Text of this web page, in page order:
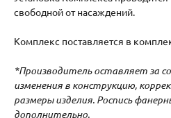
свободной от насаждений.
Комплекс поставляется в
*Производитель оставляет за
изменения в конструкцию,
размеры изделия. Роспись
дополнительно.